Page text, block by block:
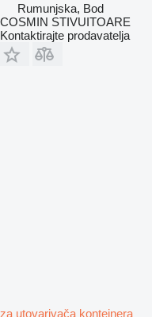
Rumunjska, Bod
COSMIN STIVUITOARE
Kontaktirajte prodavatelja
za utovarivača kontejnera